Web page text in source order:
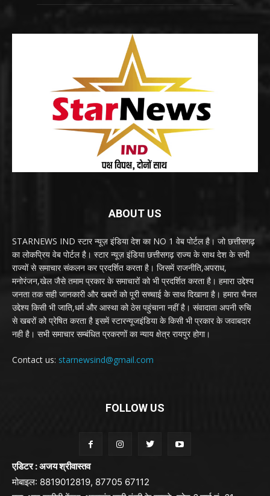
ABOUT US
STARNEWS IND स्टार न्यूज़ इंडिया देश का NO 1 वेब पोर्टल है। जो छत्तीसगढ़
का लोकप्रिय वेब पोर्टल है। स्टार न्यूज़ इंडिया छत्तीसगढ़ राज्य के साथ देश के सभी
राज्यों से समाचार संकलन कर प्रदर्शित करता है। जिसमें राजनीति,अपराध,
मनोरंजन,खेल जैसे तमाम प्रकार के समाचारों को भी प्रदर्शित करता है। हमारा उद्देश्य
जनता तक सही जानकारी और खबरों को पूरी सच्चाई के साथ दिखाना है। हमारा चैनल
उद्देश्य किसी भी जाति,धर्म और आस्था को ठेस पहुंचाना नहीं है। संवादाता अपनी रुचि
से खबरों को प्रेषित करता है इसमें स्टारन्यूजइंडिया के किसी भी प्रकार के जवाबदार
नही है। सभी समाचार सम्बंधित प्रकरणों का न्याय क्षेत्र रायपुर होगा।
Contact us: starnewsind@gmail.com
FOLLOW US
एडिटर : अजय श्रीवास्तव
मोबाइल: 8819012819, 87705 67112